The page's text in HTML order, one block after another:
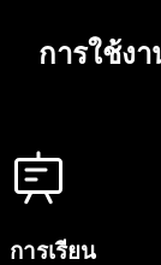
การใช้ง
การเรียน